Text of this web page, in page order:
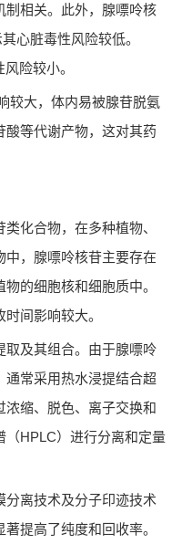
制相关。此外，腺嘌呤核
心脏毒性风险较低。
险较小。
较大，体内易被腺苷脱氨
等代谢产物，这对其药
化合物，在多种植物、
，腺嘌呤核苷主要存在
的细胞核和细胞质中。
间影响较大。
取及其组合。由于腺嘌呤
常采用热水浸提结合超
浓缩、脱色、离子交换和
（HPLC）进行分离和定量
分离技术及分子印迹技术
提高了纯度和回收率。